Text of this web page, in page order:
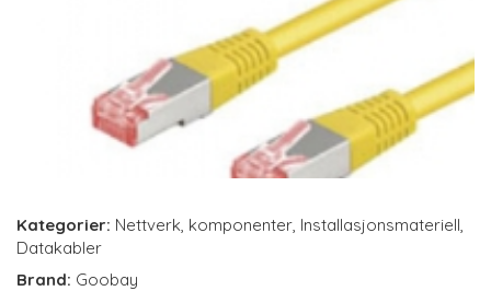
Kategorier: Nettverk komponenter Installasjonsmateriell
Datakabler
Brand: Goobay